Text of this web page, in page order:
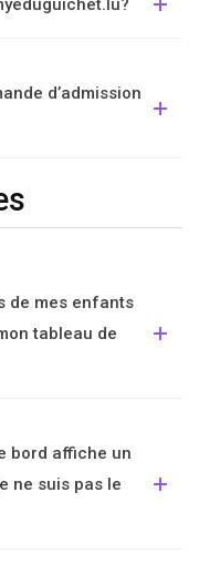
d’admission
de mes enfants
tableau de
bord affiche un
ne suis pas le